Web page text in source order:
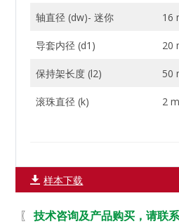
轴直径 (dw)- 迷你 16
导套内径 (d1) 20
保持架长度 (l2) 50
滚珠直径 (k) 2
样本下载
〖 技术咨询及产品购买，请联